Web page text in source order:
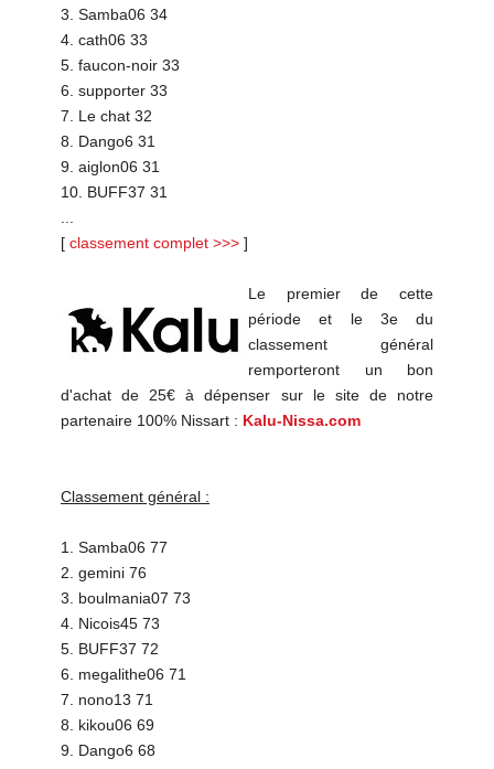
3. Samba06 34
4. cath06 33
5. faucon-noir 33
6. supporter 33
7. Le chat 32
8. Dango6 31
9. aiglon06 31
10. BUFF37 31
[ classement complet >>> ]
Le premier de cette
période et le 3e du
classement général
remporteront un bon
d'achat de 25€ à dépenser sur le site de notre
partenaire 100% Nissart : Kalu-Nissa.com
Classement général :
1. Samba06 77
2. gemini 76
3. boulmania07 73
4. Nicois45 73
5. BUFF37 72
6. megalithe06 71
7. nono13 71
8. kikou06 69
9. Dango6 68